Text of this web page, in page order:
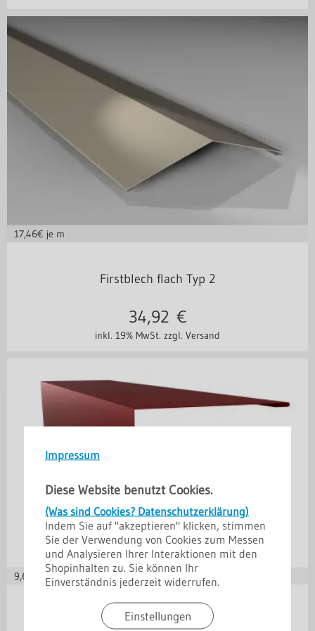
Impressum
Diese Website benutzt Cookies.
(Was sind Cookies? Datenschutzerklärung)
Indem Sie auf "akzeptieren" klicken, stimmen
Sie der Verwendung von Cookies zum Messen
und Analysieren Ihrer Interaktionen mit den
Shopinhalten zu. Sie können Ihr
Einverständnis jederzeit widerrufen.
Einstellungen
17,46€ je m
Firstblech flach Typ 2
inkl. 19% MwSt. zzgl. Versand
34,92 €
in vielen Varianten
9,69 € je m
Pultdachfirst 110